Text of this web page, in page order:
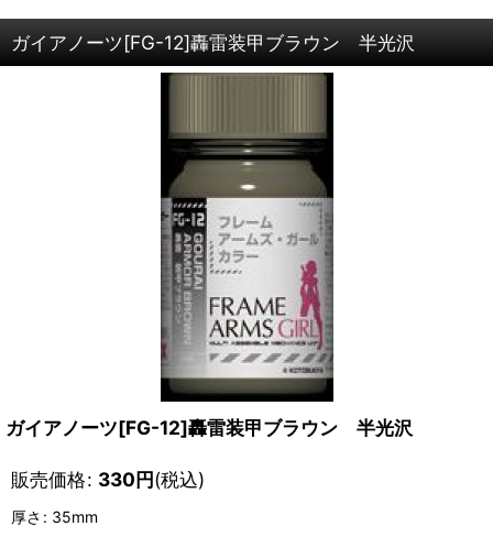
ガイアノーツ[FG-12]轟雷装甲ブラウン 半光沢
ガイアノーツ[FG-12]轟雷装甲ブラウン 半光沢
販売価格: 330円(税込)
厚さ : 35mm